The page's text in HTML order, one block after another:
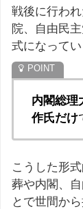
戦後に行わ
院、自由民
式になってい
内閣総理
作氏だけ
こうした形
葬や内閣、
とで世間か